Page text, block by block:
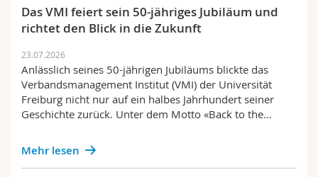
Math.-Nat. und Med. Fak.
Mitarbeitende
Doktorierende
Webmail
Vorlesungsverzeichnis
MyUnifr
Das VMI feiert sein 50-jähriges Jubiläum und
richtet den Blick in die Zukunft
23.07.2026
Anlässlich seines 50-jährigen Jubiläums blickte das
Verbandsmanagement Institut (VMI) der Universität
Freiburg nicht nur auf ein halbes Jahrhundert seiner
Geschichte zurück. Unter dem Motto «Back to the…
Mehr lesen